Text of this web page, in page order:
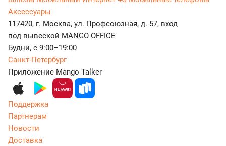
Аксессуары
117420, г. Москва, ул. Профсоюзная, д. 57, вход
под вывеской MANGO OFFICE
Будни, с 9:00–19:00
Санкт-Петербург
Приложение Mango Talker
Поддержка
Партнерам
Новости
Доставка